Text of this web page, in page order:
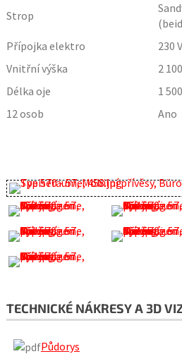
Strop
Přípojka elektro
230
Vnitřní výška
2 100
Délka oje
1 500
12 osob
Ano
TECHNICKÉ NÁKRESY A 3D
Půdorys